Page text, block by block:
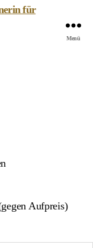
Menü
Aufpreis)